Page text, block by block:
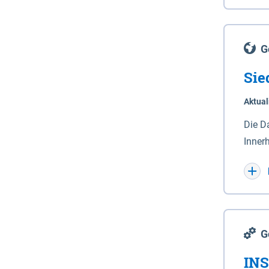
Die